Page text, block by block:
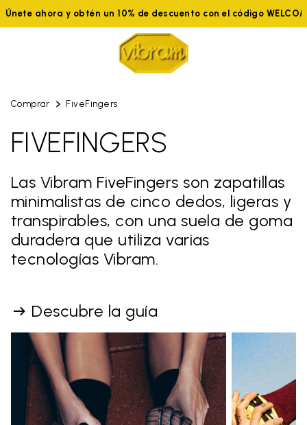
Únete ahora y obtén un 10% de descuento con el código
Comprar FiveFingers
FIVEFINGERS
Las Vibram FiveFingers son zapatillas
minimalistas de cinco dedos, ligeras y
transpirables, con una suela de goma
duradera que utiliza varias
tecnologías Vibram.
Descubre la guía